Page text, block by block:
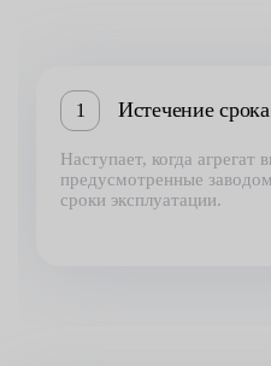
1 Истечение
Наступает, когда агрегат
предусмотренные
сроки эксплуатации.